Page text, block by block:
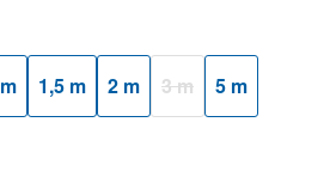
1,5 m 2 m 3 m(Diese Option ist
5 m
nicht verfügbar.)